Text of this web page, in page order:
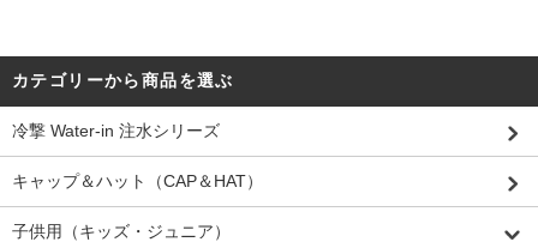
カテゴリーから商品を選ぶ
冷撃 Water-in 注水シリーズ
キャップ＆ハット（CAP＆HAT）
子供用（キッズ・ジュニア）